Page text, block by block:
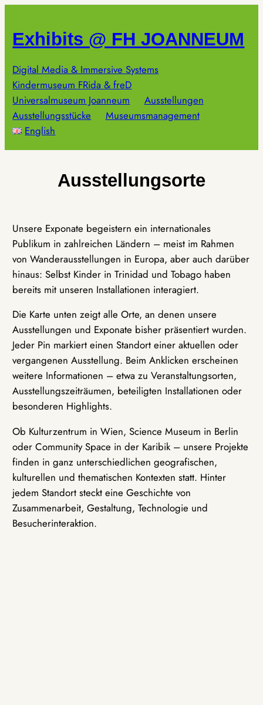
springen
Exhibits @ FH JOANNEUM
Digital Media & Immersive Systems
Kindermuseum FRida & freD
Universalmuseum Joanneum
Ausstellungen
Ausstellungsstücke
Museumsmanagement
English
Ausstellungsorte
Unsere Exponate begeistern ein internationales
Publikum in zahlreichen Ländern – meist im Rahmen
von Wanderausstellungen in Europa, aber auch darüber
hinaus: Selbst Kinder in Trinidad und Tobago haben
bereits mit unseren Installationen interagiert.
Die Karte unten zeigt alle Orte, an denen unsere
Ausstellungen und Exponate bisher präsentiert wurden.
Jeder Pin markiert einen Standort einer aktuellen oder
vergangenen Ausstellung. Beim Anklicken erscheinen
weitere Informationen – etwa zu Veranstaltungsorten,
Ausstellungszeiträumen, beteiligten Installationen oder
besonderen Highlights.
Ob Kulturzentrum in Wien, Science Museum in Berlin
oder Community Space in der Karibik – unsere Projekte
finden in ganz unterschiedlichen geografischen,
kulturellen und thematischen Kontexten statt. Hinter
jedem Standort steckt eine Geschichte von
Zusammenarbeit, Gestaltung, Technologie und
Besucherinteraktion.